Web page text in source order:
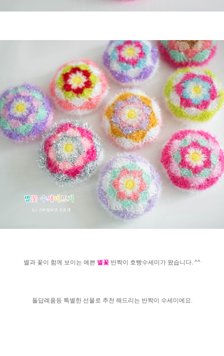
별과 꽃이 함께 보이는 예쁜 별꽃 반짝이 호빵수세미가 왔습니다. ^^
돌답례품등 특별한 선물로 추천 해드리는 반짝이 수세미에요.